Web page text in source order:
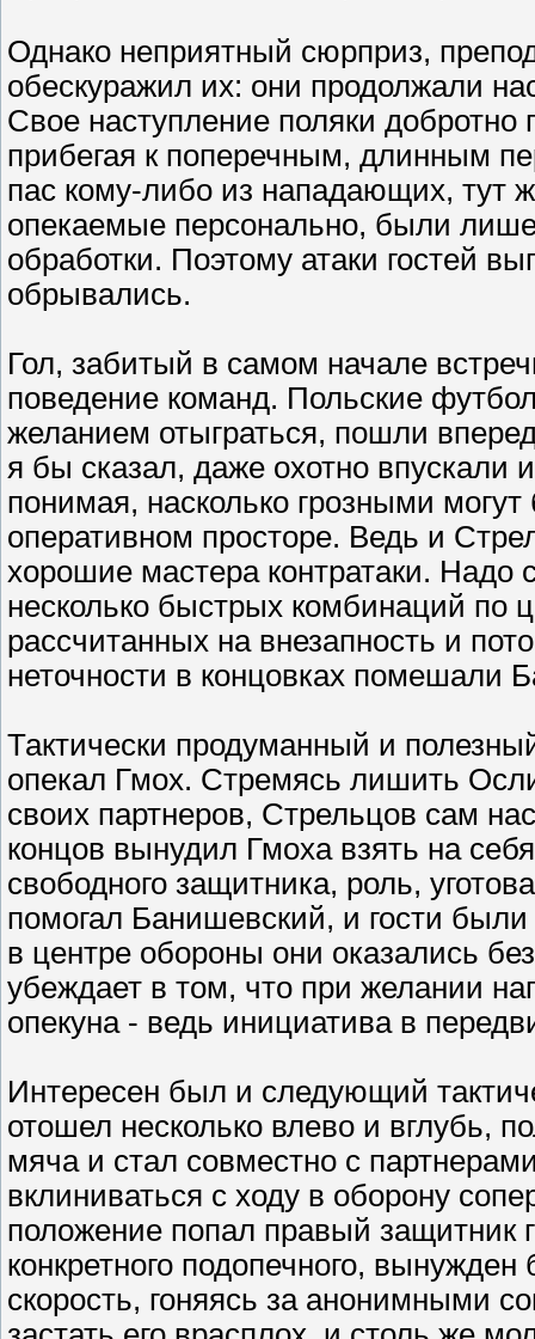
Однако неприятный сюрприз,
обескуражил их: они продолжали
Свое наступление поляки добротно
прибегая к поперечным, длинным
пас кому-либо из нападающих, тут
опекаемые персонально, были
обработки. Поэтому атаки гостей
обрывались.
Гол, забитый в самом начале
поведение команд. Польские
желанием отыграться, пошли
я бы сказал, даже охотно впускали
понимая, насколько грозными
оперативном просторе. Ведь и
хорошие мастера контратаки. Надо
несколько быстрых комбинаций по
рассчитанных на внезапность и
неточности в концовках помешали
Тактически продуманный и
опекал Гмох. Стремясь лишить
своих партнеров, Стрельцов сам
концов вынудил Гмоха взять на
свободного защитника, роль,
помогал Банишевский, и гости
в центре обороны они оказались
убеждает в том, что при желании
опекуна - ведь инициатива в
Интересен был и следующий
отошел несколько влево и вглубь,
мяча и стал совместно с
вклиниваться с ходу в оборону
положение попал правый защитник
конкретного подопечного,
скорость, гоняясь за анонимными